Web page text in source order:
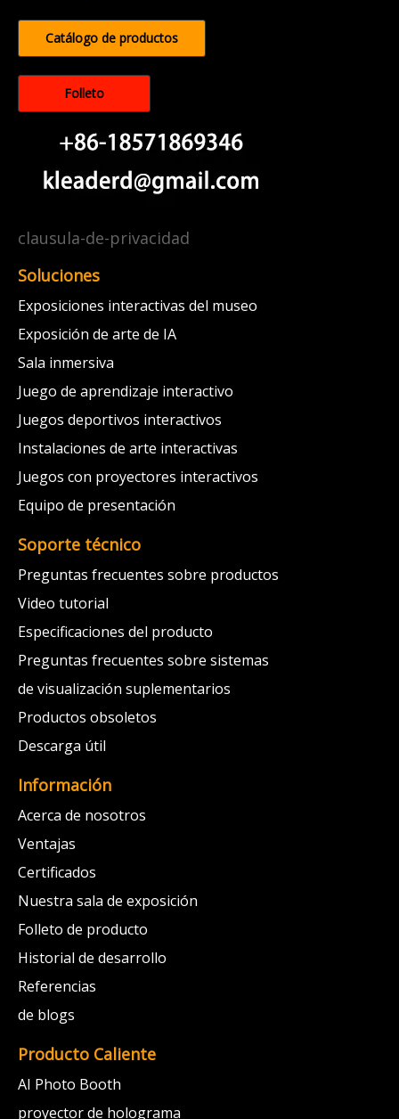
Catálogo de productos
Folleto
clausula-de-privacidad
Soluciones
Exposiciones interactivas del museo
Exposición de arte de IA
Sala inmersiva
Juego de aprendizaje interactivo
Juegos deportivos interactivos
Instalaciones de arte interactivas
Juegos con proyectores interactivos
Equipo de presentación
Soporte técnico
Preguntas frecuentes sobre productos
Video tutorial
Especificaciones del producto
Preguntas frecuentes sobre sistemas
de visualización suplementarios
Productos obsoletos
Descarga útil
Información
Acerca de nosotros
Ventajas
Certificados
Nuestra sala de exposición
Folleto de producto
Historial de desarrollo
Referencias
de blogs
Producto Caliente
AI Photo Booth
proyector de holograma